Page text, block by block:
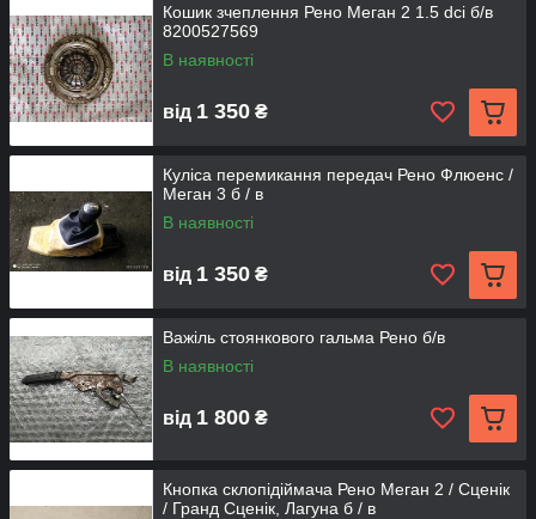
Кошик зчеплення Рено Меган 2 1.5 dci б/в
8200527569
В наявності
від 1 350 ₴
Куліса перемикання передач Рено Флюенс /
Меган 3 б / в
В наявності
від 1 350 ₴
Важіль стоянкового гальма Рено б/в
В наявності
від 1 800 ₴
Кнопка склопідіймача Рено Меган 2 / Сценік
/ Гранд Сценік, Лагуна б / в